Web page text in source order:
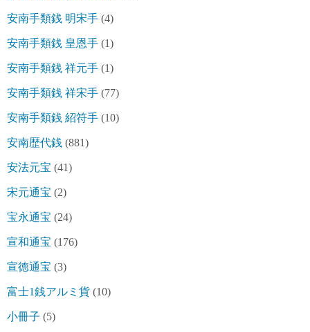
安南手類銭 明宋手 (4)
安南手類銭 皇恩手 (1)
安南手類銭 祥元手 (1)
安南手類銭 祥宋手 (77)
安南手類銭 紹符手 (10)
安南歴代銭 (881)
安法元宝 (41)
宋元通宝 (2)
宝永通宝 (24)
宣和通宝 (176)
宣徳通宝 (3)
富士1銭アルミ貨 (10)
小冊子 (5)